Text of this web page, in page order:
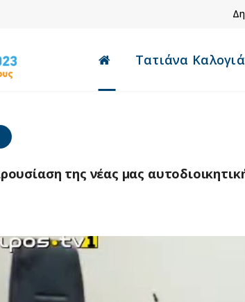
Τατιάνα
της νέας μας